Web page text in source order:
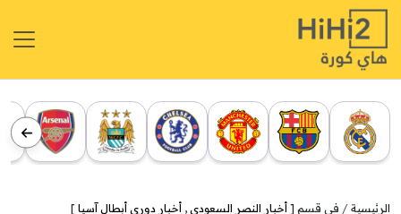
الرئيسية في قسم [ أخبار النصر السعودي , أخبار دوري أبطال آسيا ]